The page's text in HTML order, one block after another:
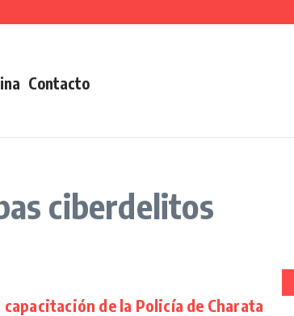
Contacto
ciberdelitos
de la Policía de Charata